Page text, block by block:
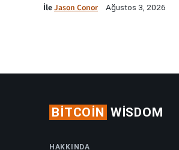
İleJason Conor Ağustos 3, 2026
BITCOIN WISDOM
HAKKINDA